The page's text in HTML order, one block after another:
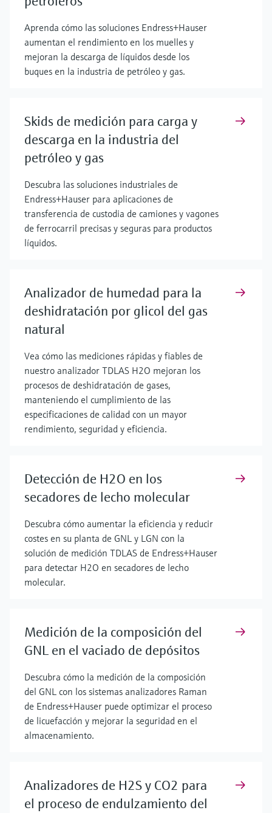
Aprenda cómo las soluciones Endress+Hauser
aumentan el rendimiento en los muelles y
mejoran la descarga de líquidos desde los
buques en la industria de petróleo y gas.
Skids de medición para carga y
descarga en la industria del
petróleo y gas
Descubra las soluciones industriales de
Endress+Hauser para aplicaciones de
transferencia de custodia de camiones y vagones
de ferrocarril precisas y seguras para productos
líquidos.
Analizador de humedad para la
deshidratación por glicol del gas
natural
Vea cómo las mediciones rápidas y fiables de
nuestro analizador TDLAS H2O mejoran los
procesos de deshidratación de gases,
manteniendo el cumplimiento de las
especificaciones de calidad con un mayor
rendimiento, seguridad y eficiencia.
Detección de H2O en los
secadores de lecho molecular
Descubra cómo aumentar la eficiencia y reducir
costes en su planta de GNL y LGN con la
solución de medición TDLAS de Endress+Hauser
para detectar H2O en secadores de lecho
molecular.
Medición de la composición del
GNL en el vaciado de depósitos
Descubra cómo la medición de la composición
del GNL con los sistemas analizadores Raman
de Endress+Hauser puede optimizar el proceso
de licuefacción y mejorar la seguridad en el
almacenamiento.
Analizadores de H2S y CO2 para
el proceso de endulzamiento del